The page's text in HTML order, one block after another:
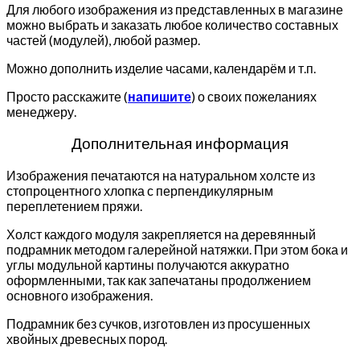
Для любого изображения из представленных в магазине
можно выбрать и заказать любое количество составных
частей (модулей), любой размер.
Можно дополнить изделие часами, календарём и т.п.
Просто расскажите (напишите) о своих пожеланиях
менеджеру.
Дополнительная информация
Изображения печатаются на натуральном холсте из
стопроцентного хлопка с перпендикулярным
переплетением пряжи.
Холст каждого модуля закрепляется на деревянный
подрамник методом галерейной натяжки. При этом бока и
углы модульной картины получаются аккуратно
оформленными, так как запечатаны продолжением
основного изображения.
Подрамник без сучков, изготовлен из просушенных
хвойных древесных пород.